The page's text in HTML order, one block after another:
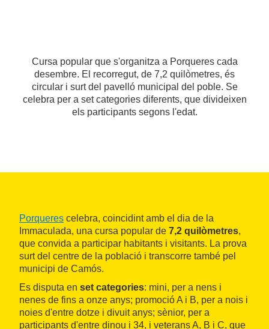
Cursa popular que s'organitza a Porqueres cada
desembre. El recorregut, de 7,2 quilòmetres, és
circular i surt del pavelló municipal del poble. Se
celebra per a set categories diferents, que divideixen
els participants segons l'edat.
Porqueres celebra, coincidint amb el dia de la
Immaculada, una cursa popular de 7,2 quilòmetres,
que convida a participar habitants i visitants. La prova
surt del centre de la població i transcorre també pel
municipi de Camós.
Es disputa en set categories: mini, per a nens i
nenes de fins a onze anys; promoció A i B, per a nois i
noies d'entre dotze i divuit anys; sènior, per a
participants d'entre dinou i 34, i veterans A, B i C, que